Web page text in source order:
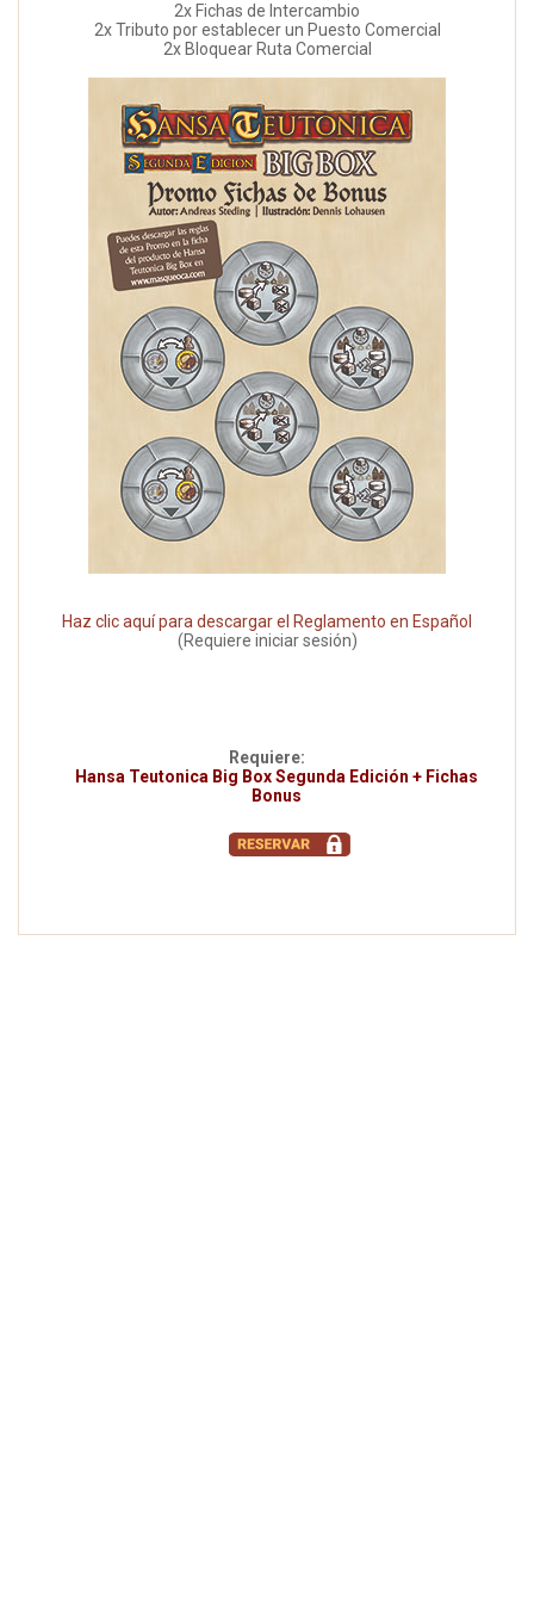
2x Fichas de Intercambio
2x Tributo por establecer un Puesto Comercial
2x Bloquear Ruta Comercial
Haz clic aquí para descargar el Reglamento en Español
(Requiere iniciar sesión)
Requiere:
Hansa Teutonica Big Box Segunda Edición + Fichas
Bonus